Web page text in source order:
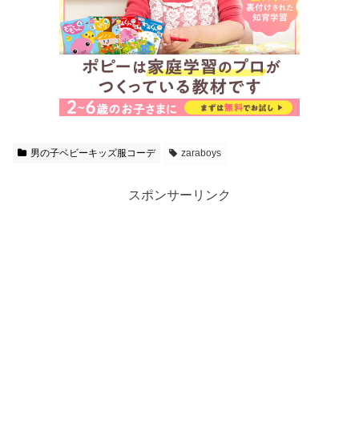
男の子ベビーキッズ服コーデ zaraboys
スポンサーリンク